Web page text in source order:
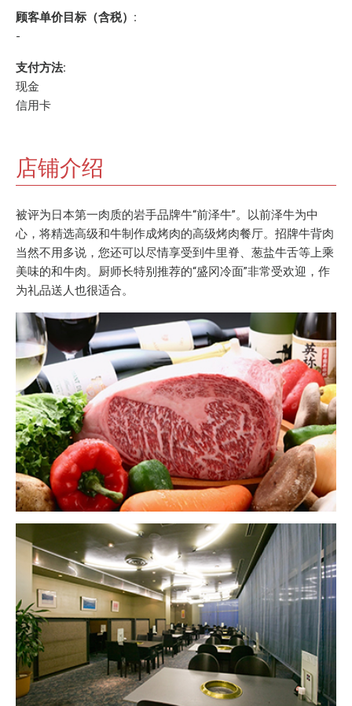
顾客单价目标（含税）:
-
支付方法:
现金
信用卡
店铺介绍
被评为日本第一肉质的岩手品牌牛“前泽牛”。以前泽牛为中
心，将精选高级和牛制作成烤肉的高级烤肉餐厅。招牌牛背肉
当然不用多说，您还可以尽情享受到牛里脊、葱盐牛舌等上乘
美味的和牛肉。厨师长特别推荐的“盛冈冷面”非常受欢迎，作
为礼品送人也很适合。